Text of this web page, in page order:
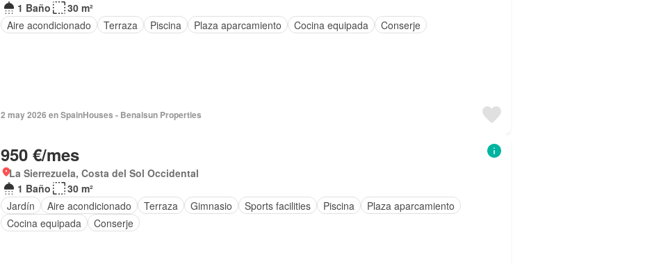
1 Baño
30 m²
Aire acondicionado
Terraza Piscina Plaza aparcamiento Cocina equipada Conserje
2 may 2026 en SpainHouses - Benalsun Properties
950 €/mes
La Sierrezuela, Costa del Sol Occidental
1 Baño
30 m²
Jardín
Aire acondicionado Terraza Gimnasio Sports facilities Piscina
Plaza aparcamiento
Cocina equipada
Conserje